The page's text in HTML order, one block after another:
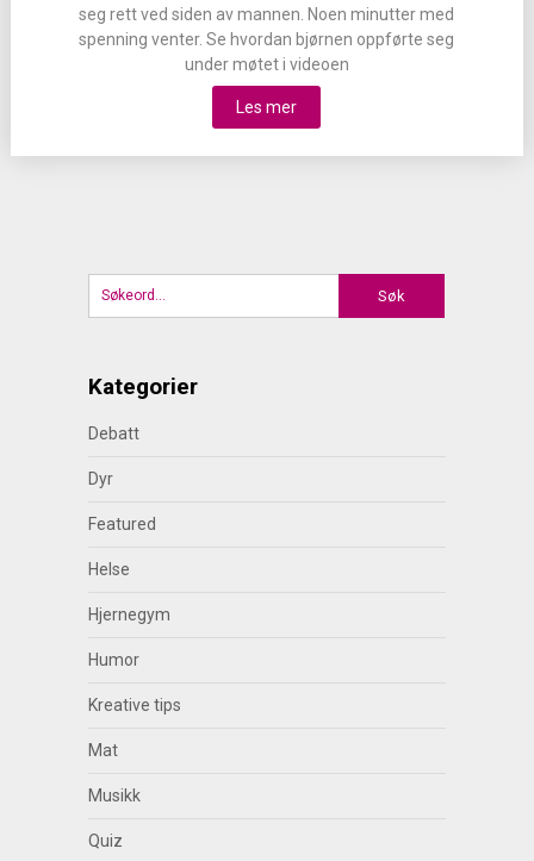
seg rett ved siden av mannen. Noen minutter med
spenning venter. Se hvordan bjørnen oppførte seg
under møtet i videoen
Les mer
Kategorier
Debatt
Dyr
Featured
Helse
Hjernegym
Humor
Kreative tips
Mat
Musikk
Quiz